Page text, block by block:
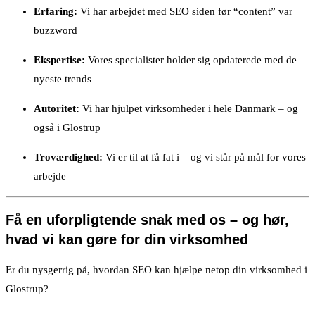
Erfaring: Vi har arbejdet med SEO siden før “content” var
buzzword
Ekspertise: Vores specialister holder sig opdaterede med de
nyeste trends
Autoritet: Vi har hjulpet virksomheder i hele Danmark – og
også i Glostrup
Troværdighed: Vi er til at få fat i – og vi står på mål for vores
arbejde
Få en uforpligtende snak med os – og hør,
hvad vi kan gøre for din virksomhed
Er du nysgerrig på, hvordan SEO kan hjælpe netop din virksomhed i
Glostrup?